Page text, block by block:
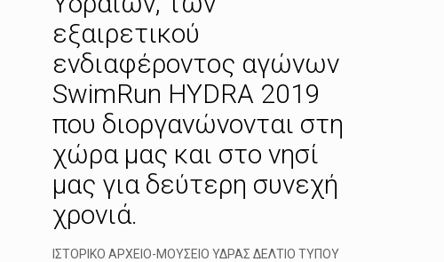
εξαιρετικού
ενδιαφέροντος αγώνων
SwimRun HYDRA 2019
που διοργανώνονται στη
χώρα μας και στο νησί
μας για δεύτερη συνεχή
χρονιά.
ΙΣΤΟΡΙΚΟ ΑΡΧΕΙΟ-ΜΟΥΣΕΙΟ ΥΔΡΑΣ ΔΕΛΤΙΟ ΤΥΠΟΥ